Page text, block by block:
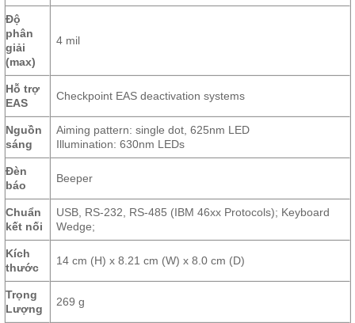
Độ
phân
giải
(max)
4 mil
Hỗ trợ
EAS
Checkpoint EAS deactivation systems
Nguồn
sáng
Aiming pattern: single dot, 625nm LED
Illumination: 630nm LEDs
Đèn
báo
Beeper
Chuẩn
kết nối
USB, RS-232, RS-485 (IBM 46xx Protocols); Keyboard
Wedge;
Kích
thước
14 cm (H) x 8.21 cm (W) x 8.0 cm (D)
Trọng
Lượng
269 g